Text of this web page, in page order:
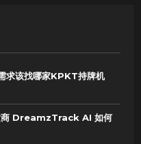
求该找哪家KPKT持牌机
商 DreamzTrack AI 如何